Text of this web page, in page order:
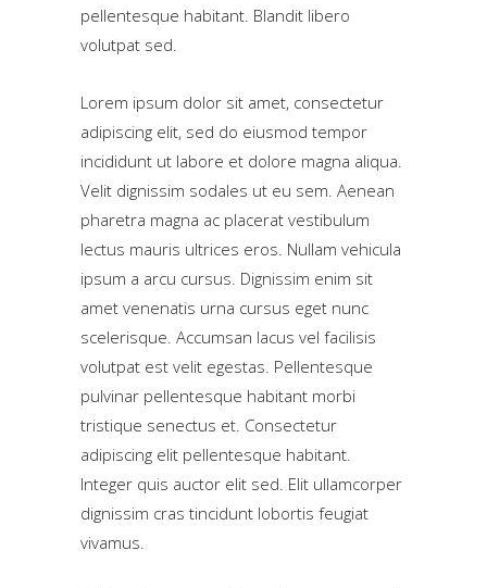
pellentesque habitant. Blandit libero
volutpat sed.
Lorem ipsum dolor sit amet, consectetur
adipiscing elit, sed do eiusmod tempor
incididunt ut labore et dolore magna aliqua.
Velit dignissim sodales ut eu sem. Aenean
pharetra magna ac placerat vestibulum
lectus mauris ultrices eros. Nullam vehicula
ipsum a arcu cursus. Dignissim enim sit
amet venenatis urna cursus eget nunc
scelerisque. Accumsan lacus vel facilisis
volutpat est velit egestas. Pellentesque
pulvinar pellentesque habitant morbi
tristique senectus et. Consectetur
adipiscing elit pellentesque habitant.
Integer quis auctor elit sed. Elit ullamcorper
dignissim cras tincidunt lobortis feugiat
vivamus.